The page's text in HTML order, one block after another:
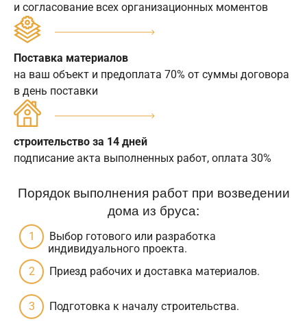
и согласование всех организационных моментов
Поставка материалов
на ваш объект и предоплата 70% от суммы договора
в день поставки
строительство за 14 дней
подписание акта выполненных работ, оплата 30%
Порядок выполнения работ при возведении
дома из бруса:
Выбор готового или разработка
индивидуального проекта.
Приезд рабочих и доставка материалов.
Подготовка к началу строительства.